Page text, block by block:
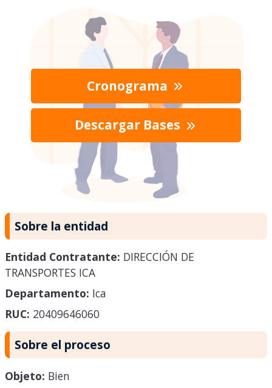
Cronograma
Descargar Bases
Sobre la entidad
Entidad Contratante: DIRECCIÓN DE
TRANSPORTES ICA
Departamento: Ica
RUC: 20409646060
Sobre el proceso
Objeto: Bien